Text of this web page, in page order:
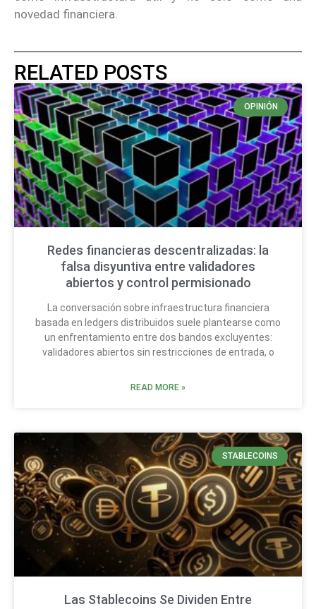
novedad financiera.
RELATED POSTS
OPINIÓN
Redes financieras descentralizadas: la
falsa disyuntiva entre validadores
abiertos y control permisionado
La conversación sobre infraestructura financiera
basada en ledgers distribuidos suele plantearse como
un enfrentamiento entre dos bandos excluyentes:
validadores abiertos sin restricciones de entrada, o
READ MORE »
STABLECOINS
Las Stablecoins Se Dividen Entre